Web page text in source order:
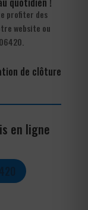
profiter des
website ou
de clôture
en ligne